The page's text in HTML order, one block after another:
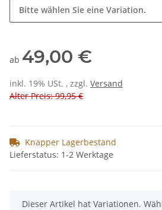
Bitte wählen Sie eine Variation.
ab 49,00 €
inkl. 19% USt. , zzgl. Versand
Alter Preis: 99,95 €
Knapper Lagerbestand
Lieferstatus: 1-2 Werktage
x
Dieser Artikel hat Variationen.